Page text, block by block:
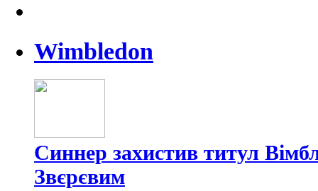
Wimbledon
Синнер захистив титул
Звєрєвим